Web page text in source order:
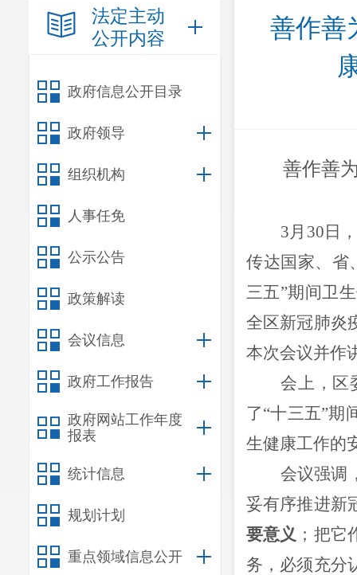
法定主动
公开内容
政府信息公开目录
政府领导
组织机构
人事任免
公示公告
政策解读
会议信息
政府工作报告
政府网站工作年度
报表
统计信息
规划计划
重点领域信息公开
善作善
善作善
3月 30 日
传达国家、省
三五”期间卫
全区新冠肺炎
本次会议并作
会上，区
了“十三五”期
生健康工作的
会议强调
妥有序推进新
要意义 ；把它
务 ，必须充分